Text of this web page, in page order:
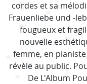
cordes et sa
Frauenliebe und -
fougueux et
nouvelle
femme, en
révèle au public.
De L'Album